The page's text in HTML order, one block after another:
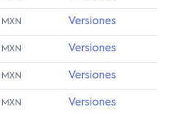
MXN Versiones
MXN Versiones
MXN Versiones
MXN Versiones